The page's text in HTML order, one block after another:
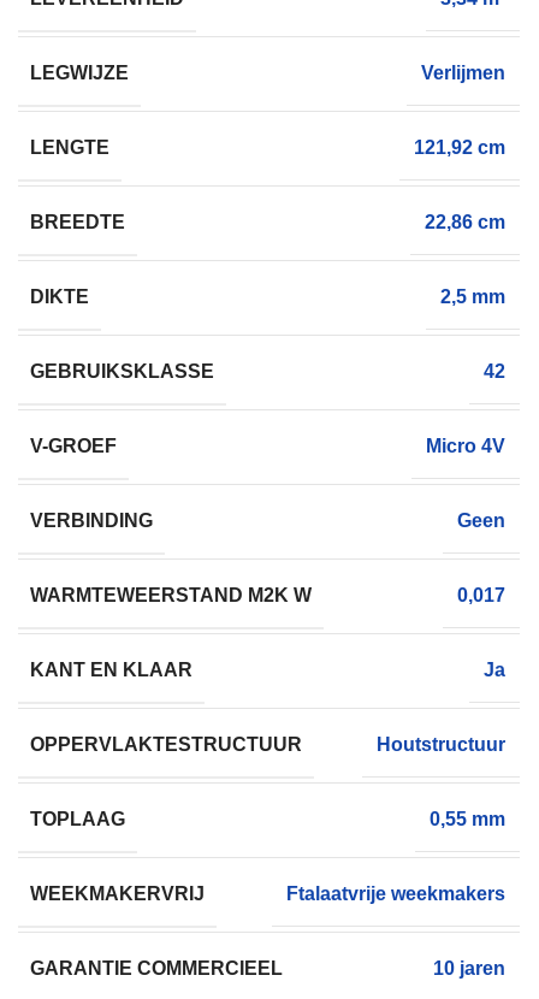
LEGWIJZE Verlijmen
LENGTE 121,92 cm
BREEDTE 22,86 cm
DIKTE 2,5 mm
GEBRUIKSKLASSE 42
V-GROEF Micro 4V
VERBINDING Geen
WARMTEWEERSTAND M2K W 0,017
KANT EN KLAAR Ja
OPPERVLAKTESTRUCTUUR Houtstructuur
TOPLAAG 0,55 mm
WEEKMAKERVRIJ Ftalaatvrije weekmakers
GARANTIE COMMERCIEEL 10 jaren